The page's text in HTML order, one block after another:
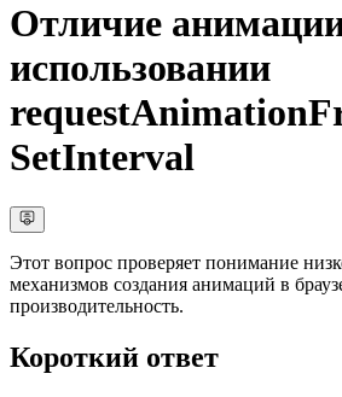
Отличие
использовании
SetInterval
Этот вопрос проверяет понимание
механизмов создания анимаций в
производительность.
Короткий ответ